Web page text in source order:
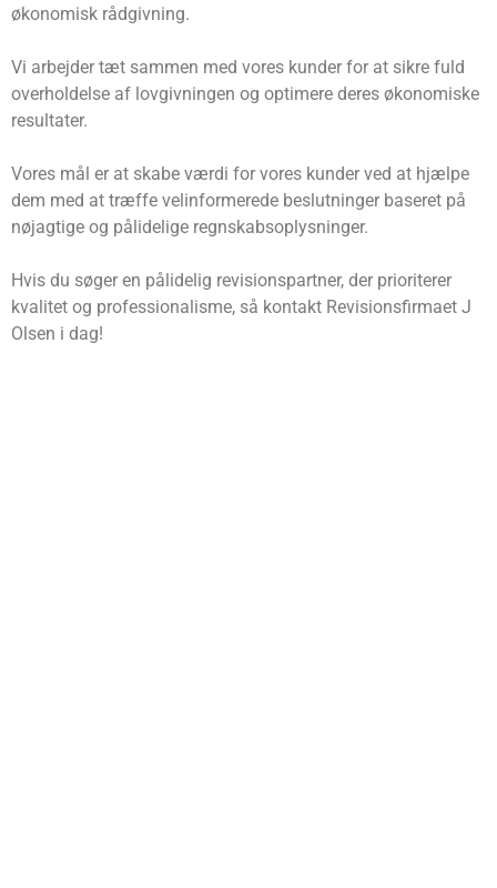
økonomisk rådgivning.
Vi arbejder tæt sammen med vores kunder for at sikre fuld
overholdelse af lovgivningen og optimere deres økonomiske
resultater.
Vores mål er at skabe værdi for vores kunder ved at hjælpe
dem med at træffe velinformerede beslutninger baseret på
nøjagtige og pålidelige regnskabsoplysninger.
Hvis du søger en pålidelig revisionspartner, der prioriterer
kvalitet og professionalisme, så kontakt Revisionsfirmaet J
Olsen i dag!